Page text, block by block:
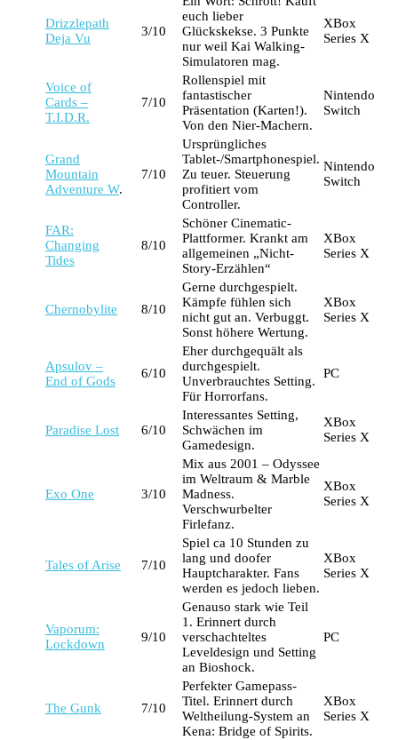
Drizzlepath
Deja Vu
3/10
euch lieber
Glückskekse. 3 Punkte
nur weil Kai Walking-
Simulatoren mag.
XBox
Series X
Voice of
Cards –
T.I.D.R.
7/10
Rollenspiel mit
fantastischer
Präsentation (Karten!).
Von den Nier-Machern.
Nintendo
Switch
Grand
Mountain
Adventure W.
7/10
Ursprüngliches
Tablet-/Smartphonespiel.
Zu teuer. Steuerung
profitiert vom
Controller.
Nintendo
Switch
FAR:
Changing
Tides
8/10
Schöner Cinematic-
Plattformer. Krankt am
allgemeinen „Nicht-
Story-Erzählen“
XBox
Series X
Chernobylite 8/10
Gerne durchgespielt.
Kämpfe fühlen sich
nicht gut an. Verbuggt.
Sonst höhere Wertung.
XBox
Series X
Apsulov –
End of Gods
6/10
Eher durchgequält als
durchgespielt.
Unverbrauchtes Setting.
Für Horrorfans.
PC
Paradise Lost 6/10
Interessantes Setting,
Schwächen im
Gamedesign.
XBox
Series X
Exo One 3/10
Mix aus 2001 – Odyssee
im Weltraum & Marble
Madness.
Verschwurbelter
Firlefanz.
XBox
Series X
Tales of Arise 7/10
Spiel ca 10 Stunden zu
lang und doofer
Hauptcharakter. Fans
werden es jedoch lieben.
XBox
Series X
Vaporum:
Lockdown
9/10
Genauso stark wie Teil
1. Erinnert durch
verschachteltes
Leveldesign und Setting
an Bioshock.
PC
The Gunk 7/10
Perfekter Gamepass-
Titel. Erinnert durch
Weltheilung-System an
Kena: Bridge of Spirits.
XBox
Series X